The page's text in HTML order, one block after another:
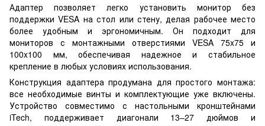
Адаптер позволяет легко установить монитор без
поддержки VESA на стол или стену, делая рабочее место
более удобным и эргономичным. Он подходит для
мониторов с монтажными отверстиями VESA 75x75 и
100x100 мм, обеспечивая надежное и стабильное
крепление в любых условиях использования.
Конструкция адаптера продумана для простого монтажа:
все необходимые винты и комплектующие уже включены.
Устройство совместимо с настольными кронштейнами
iTech, поддерживает диагонали 13–27 дюймов и